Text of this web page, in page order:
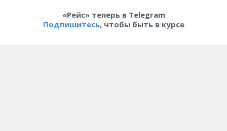
«Рейс» теперь в Telegram
Подпишитесь, чтобы быть в курсе